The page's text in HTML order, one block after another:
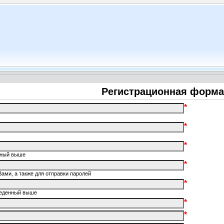
Регистрационная форма
*
*
*
выше
*
а также для отправки паролей
*
выше
*
*